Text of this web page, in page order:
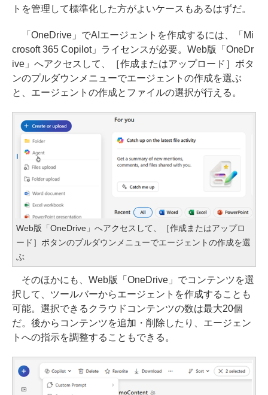
トを管理して標準化した方がよいケースもあるはずだ。
「OneDrive」でAIエージェントを作成するには、「Mi
crosoft 365 Copilot」ライセンスが必要。Web版「OneDr
ive」へアクセスして、［作成またはアップロード］ボタ
ンのプルダウンメニューでエージェントの作成を選ぶ
と、エージェントの作成とファイルの選択が行える。
Web版「OneDrive」へアクセスして、［作成またはアップロ
ード］ボタンのプルダウンメニューでエージェントの作成を選
ぶ
そのほかにも、Web版「OneDrive」でコンテンツを選
択して、ツールバーからエージェントを作成することも
可能。選択できるクラウドコンテンツの数は最大20個
だ。後からコンテンツを追加・削除したり、エージェン
トへの指示を調整することもできる。